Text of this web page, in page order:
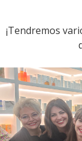
¡Tendremos